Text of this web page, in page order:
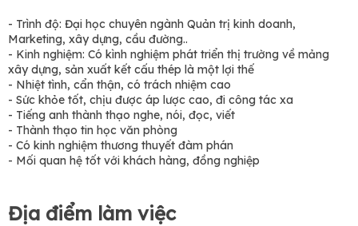
- Trình độ: Đại học chuyên ngành Quản trị kinh doanh,
Marketing, xây dựng, cầu đường..
- Kinh nghiệm: Có kình nghiệm phát triển thị trường về mảng
xây dựng, sản xuất kết cấu thép là một lợi thế
- Nhiệt tình, cẩn thận, có trách nhiệm cao
- Sức khỏe tốt, chịu được áp lược cao, đi công tác xa
- Tiếng anh thành thạo nghe, nói, đọc, viết
- Thành thạo tin học văn phòng
- Có kinh nghiệm thương thuyết đàm phán
- Mối quan hệ tốt với khách hàng, đồng nghiệp
Địa điểm làm việc